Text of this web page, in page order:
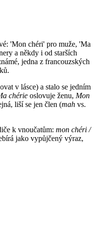
'Mon chéri' pro muže, 'Ma
a někdy i od starších
jedna z francouzských
v lásce) a stalo se jedním
chérie oslovuje ženu, Mon
liší se jen člen (mah vs.
k vnoučatům: mon chéri /
jako vypůjčený výraz,